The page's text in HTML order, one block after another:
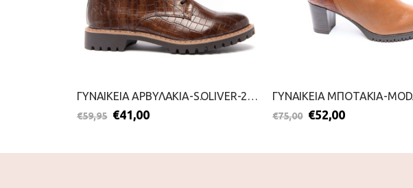
ΓΥΝΑΙΚΕΙΑ ΑΡΒΥΛΑΚΙΑ-S.OLIVER-2111-0024-ΚΑΦΕ
€59,95 €41,00 €75,00 €52,00